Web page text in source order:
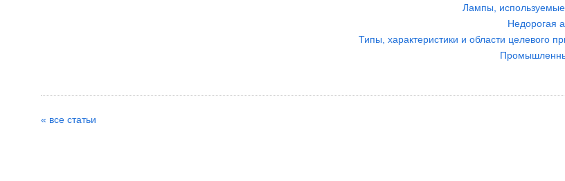
Лампы,
Недорогая
Типы, характеристики и области целевого
« все статьи